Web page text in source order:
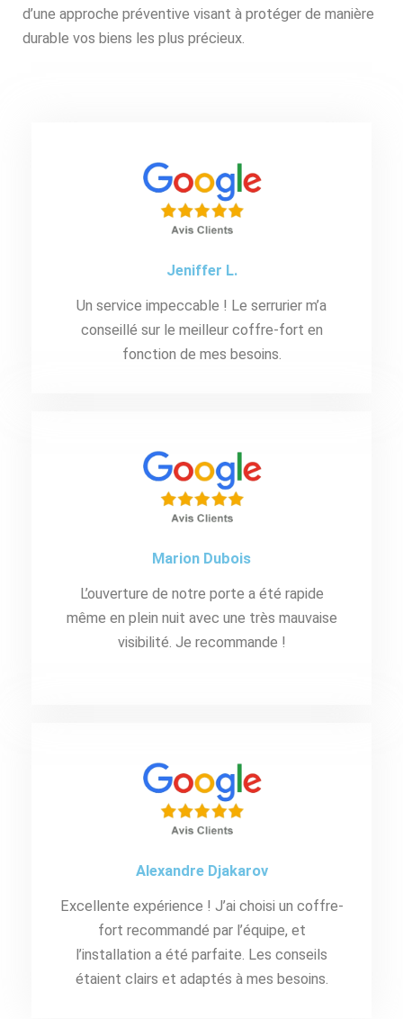
d’une approche préventive visant à protéger de manière
durable vos biens les plus précieux.
Jeniffer L.
Un service impeccable ! Le serrurier m’a
conseillé sur le meilleur coffre-fort en
fonction de mes besoins.
Marion Dubois
L’ouverture de notre porte a été rapide
même en plein nuit avec une très mauvaise
visibilité. Je recommande !
Alexandre Djakarov
Excellente expérience ! J’ai choisi un coffre-
fort recommandé par l’équipe, et
l’installation a été parfaite. Les conseils
étaient clairs et adaptés à mes besoins.